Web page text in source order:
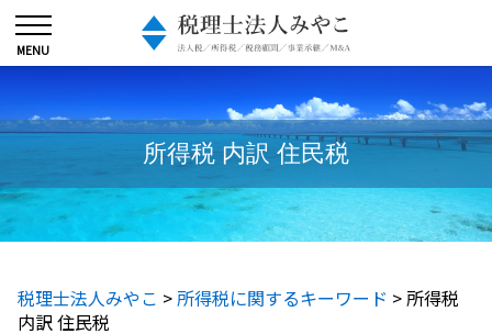
所得税 内訳 住民税
税理士法人みやこ >所得税に関するキーワード >所得税
内訳 住民税